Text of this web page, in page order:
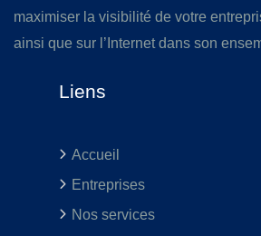
maximiser la visibilité de votre
ainsi que sur l’Internet dans son
Liens
Accueil
Entreprises
Nos services